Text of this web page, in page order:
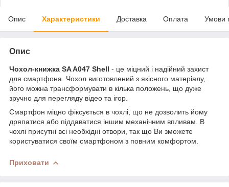
Опис Характеристики Доставка Оплата Умови
Опис
Чохол-книжка SA A047 Shell - це міцний і надійний захист
для смартфона. Чохол виготовлений з якісного матеріалу,
його можна трансформувати в кілька положень, що дуже
зручно для перегляду відео та ігор.
Смартфон міцно фіксується в чохлі, що не дозволить йому
дряпатися або піддаватися іншим механічним впливам. В
чохлі присутні всі необхідні отвори, так що Ви зможете
користуватися своїм смартфоном з повним комфортом.
Приховати